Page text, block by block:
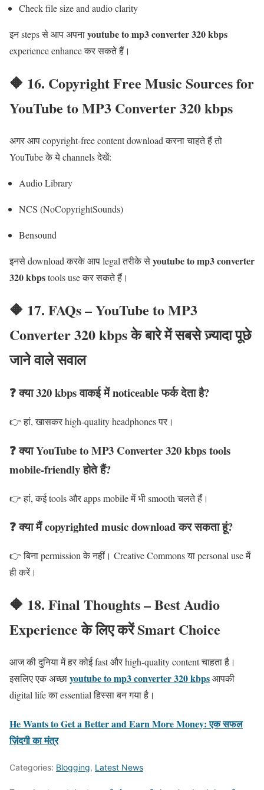
Check file size and audio clarity
इन steps से आप अपनाyoutube to mp3 converter 320 kbps
experience enhance कर सकते हैं।
🔶 16. Copyright Free Music Sources for
YouTube to MP3 Converter 320 kbps
अगर आप copyright-free content download करना चाहते हैं तो
YouTube के ये channels देखें:
Audio Library
NCS (NoCopyrightSounds)
Bensound
इनसे download करके आप legal तरीके सेyoutube to mp3 converter
320 kbpstools use कर सकते हैं।
🔶 17. FAQs – YouTube to MP3
Converter 320 kbps के बारे में सबसे ज़्यादा पूछे
जाने वाले सवाल
❓ क्या 320 kbps वाकई में noticeable फर्क देता है?
👉 हां, खासकर high-quality headphones पर।
❓ क्या YouTube to MP3 Converter 320 kbps tools
mobile-friendly होते हैं?
👉 हां, कई tools और apps mobile में भी smooth चलते हैं।
❓ क्या मैं copyrighted music download कर सकता हूं?
👉 बिना permission के नहीं। Creative Commons या personal use में
ही करें।
🔶 18. Final Thoughts – Best Audio
Experience के लिए करें Smart Choice
आज की दुनिया में हर कोई fast और high-quality content चाहता है।
इसलिए एक अच्छाyoutube to mp3 converter 320 kbpsआपकी
digital life का essential हिस्सा बन गया है।
He Wants to Get a Better and Earn More Money: एक सफल
ज़िंदगी का मंत्र
Categories: Blogging, Latest News